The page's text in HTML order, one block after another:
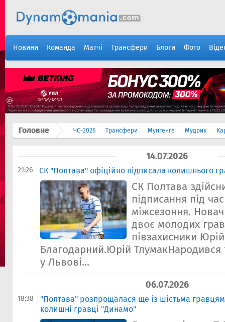
Новини Команда Матчі Трансфери Блоги Фото
Головне ЧС-2026 Трансфери Мунгенге Мудрик
14.07.2026
21:26 СК "Полтава" офіційно підписала колишнього
СК Полтава
підписання під
міжсезоння.
двоє молодих
півзахисники
Благодарний.Юрій ТлумакНародився
у Львові...
06.07.2026
18:38
"Полтава" розпрощалася ще із шістьма
колишні гравці "Динамо"